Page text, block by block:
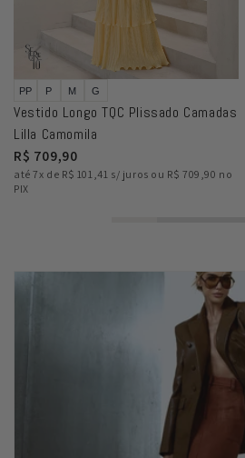
PP P M G
Vestido Longo TQC Plissado Camadas
Lilla Camomila
R$ 709,90
até 7x de R$ 101,41 s/ juros ou R$ 709,90 no
PIX